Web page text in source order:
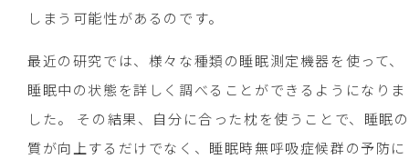
しまう可能性があるのです。
最近の研究では、様々な種類の睡眠測定機器を使って、
睡眠中の状態を詳しく調べることができるようになりま
した。 その結果、自分に合った枕を使うことで、睡眠の
質が向上するだけでなく、睡眠時無呼吸症候群の予防に